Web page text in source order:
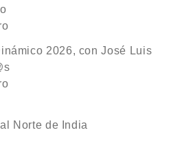
2026, con José Luis
Norte de India